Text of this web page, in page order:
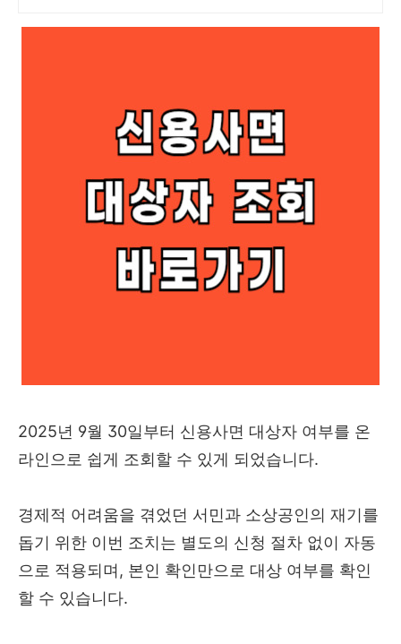
2025년 9월 30일부터 신용사면 대상자 여부를 온
라인으로 쉽게 조회할 수 있게 되었습니다.
경제적 어려움을 겪었던 서민과 소상공인의 재기를
돕기 위한 이번 조치는 별도의 신청 절차 없이 자동
으로 적용되며, 본인 확인만으로 대상 여부를 확인
할 수 있습니다.